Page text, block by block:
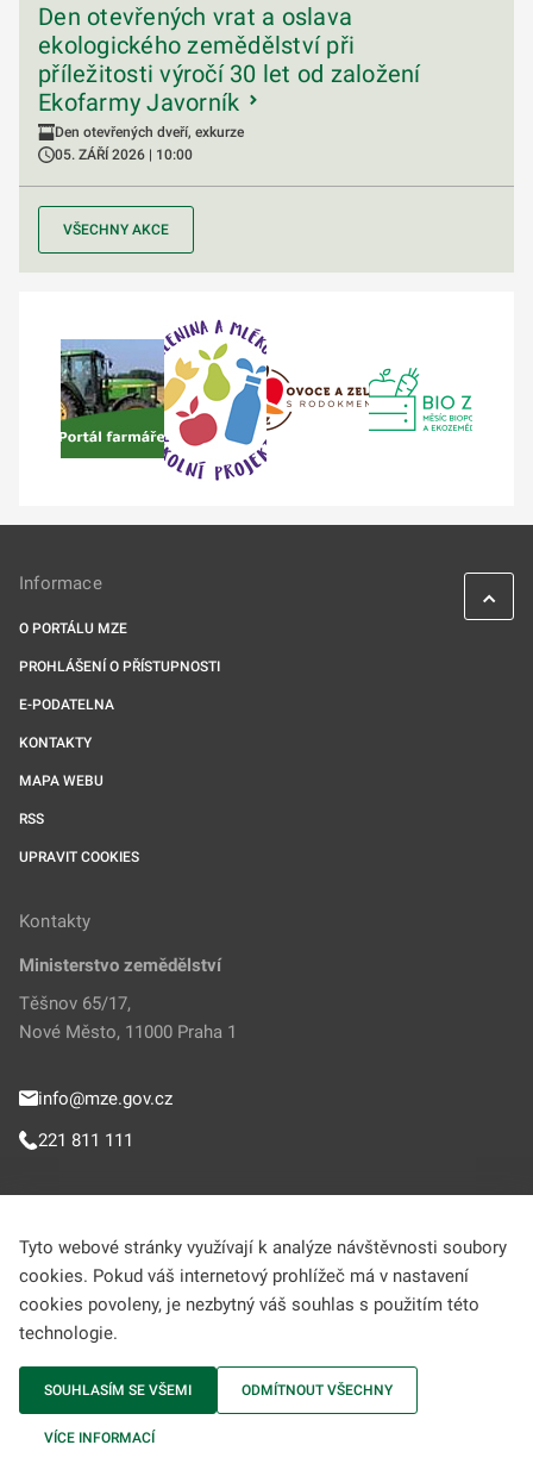
Den otevřených vrat a oslava
ekologického zemědělství při
příležitosti výročí 30 let od založení
Ekofarmy Javorník
Den otevřených dveří, exkurze
05. ZÁŘÍ 2026 | 10:00
VŠECHNY AKCE
Informace
O PORTÁLU MZE
PROHLÁŠENÍ O PŘÍSTUPNOSTI
E-PODATELNA
KONTAKTY
MAPA WEBU
RSS
UPRAVIT COOKIES
Kontakty
Ministerstvo zemědělství
Těšnov 65/17,
Nové Město, 11000 Praha 1
info@mze.gov.cz
221 811 111
Helpdesk (Portál farmáře)
222 312 977
MZe © 2009-2026 Ministerstvo zemědělství • Informace jsou poskytovány v
Tyto webové stránky využívají k analýze návštěvnosti soubory
cookies. Pokud váš internetový prohlížeč má v nastavení
cookies povoleny, je nezbytný váš souhlas s použitím této
technologie.
SOUHLASÍM SE VŠEMI ODMÍTNOUT VŠECHNY
VÍCE INFORMACÍ